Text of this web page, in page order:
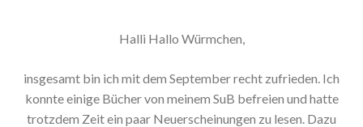
Halli Hallo Würmchen,
insgesamt bin ich mit dem September recht zufrieden. Ich
konnte einige Bücher von meinem SuB befreien und hatte
trotzdem Zeit ein paar Neuerscheinungen zu lesen. Dazu